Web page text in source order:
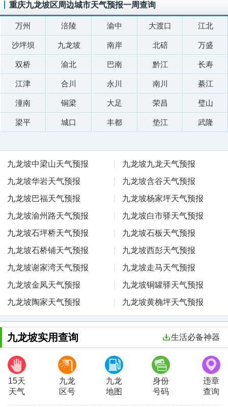
重庆九龙坡区周边城市天气预报一周查询
万州 涪陵 渝中 大渡口 江北
沙坪坝 九龙坡 南岸 北碚 万盛
双桥 渝北 巴南 黔江 长寿
江津 合川 永川 南川 綦江
潼南 铜梁 大足 荣昌 璧山
梁平 城口 丰都 垫江 武隆
九龙坡中梁山天气预报
九龙坡九龙天气预报
九龙坡华岩天气预报
九龙坡含谷天气预报
九龙坡巴福天气预报
九龙坡杨家坪天气预报
九龙坡渝州路天气预报
九龙坡白市驿天气预报
九龙坡石坪桥天气预报
九龙坡石板天气预报
九龙坡石桥铺天气预报
九龙坡西彭天气预报
九龙坡谢家湾天气预报
九龙坡走马天气预报
九龙坡金凤天气预报
九龙坡铜罐驿天气预报
九龙坡陶家天气预报
九龙坡黄桷坪天气预报
九龙坡实用查询 生活必备神器
15天
天气
九龙
区号
九龙
地图
身份
号码
违章
查询